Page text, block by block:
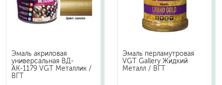
Эмаль акриловая
универсальная ВД-
АК-1179 VGT Металлик /
ВГТ
Эмаль перламутровая
VGT Gallery Жидкий
Металл / ВГТ